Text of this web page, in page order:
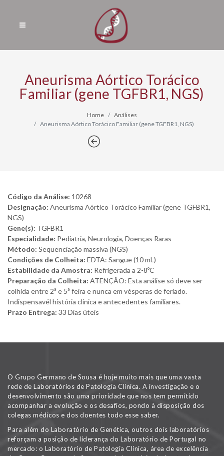
Aneurisma Aórtico Torácico
Familiar (gene TGFBR1, NGS)
Home
Análises
Aneurisma Aórtico Torácico Familiar (gene TGFBR1, NGS)
Código da Análise: 10268
Designação: Aneurisma Aórtico Torácico Familiar (gene TGFBR1,
NGS)
Gene(s): TGFBR1
Especialidade: Pediatria, Neurologia, Doenças Raras
Método: Sequenciação massiva (NGS)
Condições de Colheita: EDTA: Sangue (10 mL)
Estabilidade da Amostra: Refrigerada a 2-8ºC
Preparação da Colheita: ATENÇÃO: Esta análise só deve ser
colhida entre 2ª e 5ª feira e nunca em vésperas de feriado.
Indispensavél história clínica e antecedentes familiares.
Prazo Entrega: 33 Dias úteis
O Grupo Germano de Sousa é hoje muito mais que uma vasta
rede de Laboratórios de Patologia Clínica. A investigação e o
desenvolvimento são uma prioridade que nos tem permitido
acompanhar a evolução e os desafios, pondo à disposição dos
colegas médicos e dos doentes todo esse saber.
Para além do Laboratório de Genética, outros dois laboratórios
reforçam a posição de liderança do Laboratório de Portugal no
mercado: o Laboratório de Patologia Clínica, área de excelência